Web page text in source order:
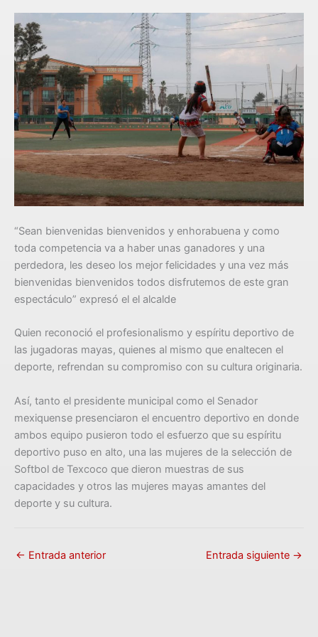
“Sean bienvenidas bienvenidos y enhorabuena y como
toda competencia va a haber unas ganadores y una
perdedora, les deseo los mejor felicidades y una vez más
bienvenidas bienvenidos todos disfrutemos de este gran
espectáculo” expresó el el alcalde
Quien reconoció el profesionalismo y espíritu deportivo de
las jugadoras mayas, quienes al mismo que enaltecen el
deporte, refrendan su compromiso con su cultura originaria.
Así, tanto el presidente municipal como el Senador
mexiquense presenciaron el encuentro deportivo en donde
ambos equipo pusieron todo el esfuerzo que su espíritu
deportivo puso en alto, una las mujeres de la selección de
Softbol de Texcoco que dieron muestras de sus
capacidades y otros las mujeres mayas amantes del
deporte y su cultura.
← Entrada anterior Entrada siguiente →